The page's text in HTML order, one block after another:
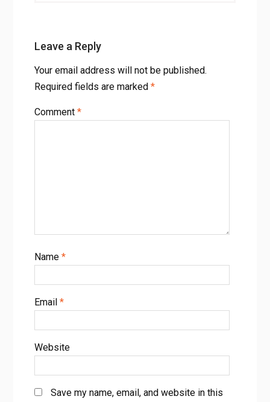
Leave a Reply
Your email address will not be published.
Required fields are marked *
Comment *
Name *
Email *
Website
Save my name, email, and website in this